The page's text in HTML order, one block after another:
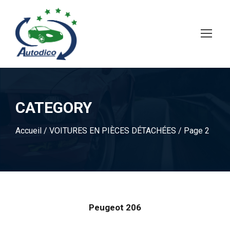
CATEGORY
Accueil / VOITURES EN PIÈCES DÉTACHÉES / Page 2
Peugeot 206